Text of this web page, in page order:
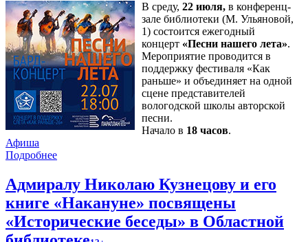
В среду, 22 июля, в конференц-
зале библиотеки (М. Ульяновой,
1) состоится ежегодный
концерт «Песни нашего лета».
Мероприятие проводится в
поддержку фестиваля «Как
раньше» и объединяет на одной
сцене представителей
вологодской школы авторской
песни.
Начало в 18 часов.
Афиша
Подробнее
Адмиралу Николаю Кузнецову и его
книге «Накануне» посвящены
«Исторические беседы» в Областной